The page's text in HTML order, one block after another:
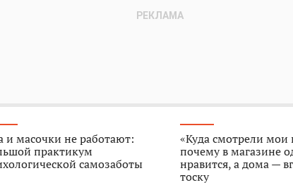
и масочки не работают:
практикум
самозаботы
«Куда смотрели мои
почему в магазине
нравится, а дома —
тоску